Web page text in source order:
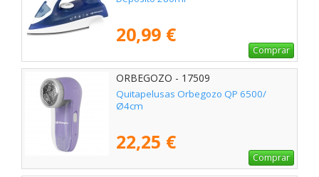
20,99 €
Comprar
ORBEGOZO - 17509
Quitapelusas Orbegozo QP 6500/
Ø4cm
22,25 €
Comprar